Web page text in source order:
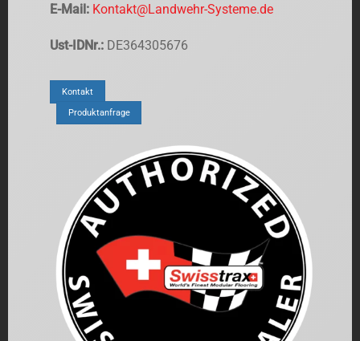
E-Mail: Kontakt@Landwehr-Systeme.de
Ust-IDNr.: DE364305676
Kontakt
Produktanfrage